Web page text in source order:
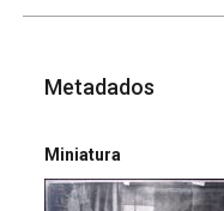
Metadados
Miniatura